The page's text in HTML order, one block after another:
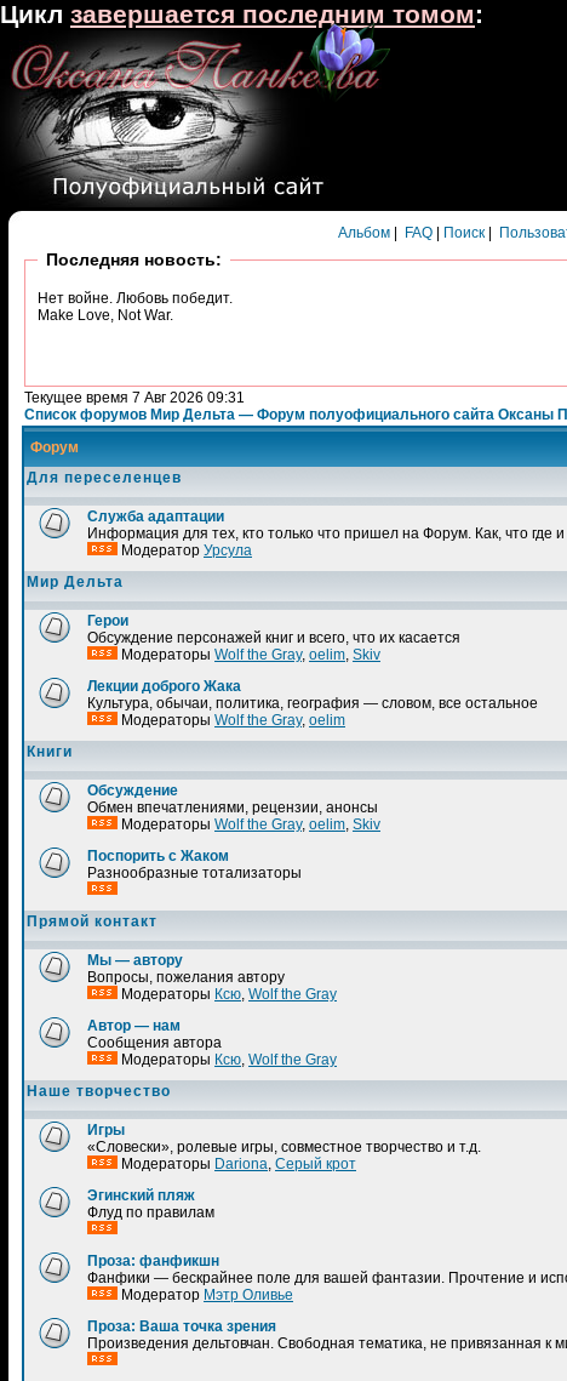
Альбом FAQ Поиск
Последняя новость:
Нет войне. Любовь победит.
Make Love, Not War.
Текущее время 7 Авг 2026 09:31
Список форумов Мир Дельта — Форум полуофициального сайта Оксаны
Форум
Для переселенцев
Служба адаптации
Информация для тех, кто только что пришел на Форум. Как, что где и
Модератор Урсула
Мир Дельта
Герои
Обсуждение персонажей книг и всего, что их касается
Модераторы Wolf the Gray, oelim Skiv
Лекции доброго Жака
Культура, обычаи, политика, география — словом, все остальное
Модераторы Wolf the Gray, oelim
Книги
Обсуждение
Обмен впечатлениями, рецензии, анонсы
Модераторы Wolf the Gray, oelim Skiv
Поспорить с Жаком
Разнообразные тотализаторы
Прямой контакт
Мы — автору
Вопросы, пожелания автору
Модераторы Ксю Wolf the Gray
Автор — нам
Сообщения автора
Модераторы Ксю Wolf the Gray
Наше творчество
Игры
«Словески», ролевые игры, совместное творчество и т.д.
Модераторы Dariona Серый крот
Эгинский пляж
Флуд по правилам
Проза: фанфикшн
Фанфики — бескрайнее поле для вашей фантазии. Прочтение и
Модератор Мэтр Оливье
Проза: Ваша точка зрения
Произведения дельтовчан. Свободная тематика, не привязанная к
Цикл завершается последним томом: